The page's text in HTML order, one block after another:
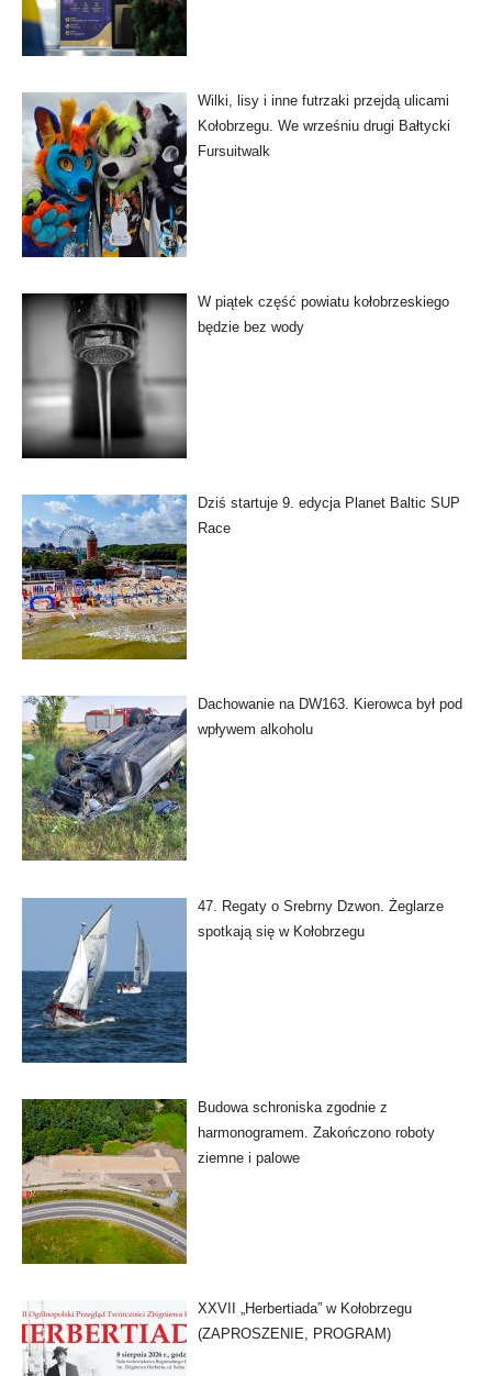
Wilki, lisy i inne futrzaki przejdą ulicami
Kołobrzegu. We wrześniu drugi Bałtycki
Fursuitwalk
W piątek część powiatu kołobrzeskiego
będzie bez wody
Dziś startuje 9. edycja Planet Baltic SUP
Race
Dachowanie na DW163. Kierowca był pod
wpływem alkoholu
47. Regaty o Srebrny Dzwon. Żeglarze
spotkają się w Kołobrzegu
Budowa schroniska zgodnie z
harmonogramem. Zakończono roboty
ziemne i palowe
XXVII „Herbertiada” w Kołobrzegu
(ZAPROSZENIE, PROGRAM)